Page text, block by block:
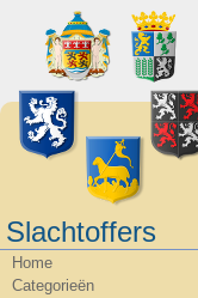
Slachtoffers
Home
Categorieën